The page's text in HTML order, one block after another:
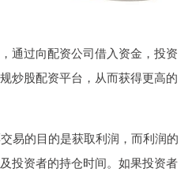
通过向配资公司借入资金，投资
炒股配资平台，从而获得更高的
易的目的是获取利润，而利润的
投资者的持仓时间。如果投资者